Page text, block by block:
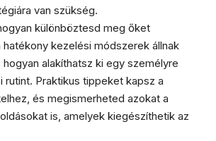
van szükség.
különböztesd meg őket
kezelési módszerek állnak
alakíthatsz ki egy személyre
rutint. Praktikus tippeket kapsz a
és megismerheted azokat a
is, amelyek kiegészíthetik az